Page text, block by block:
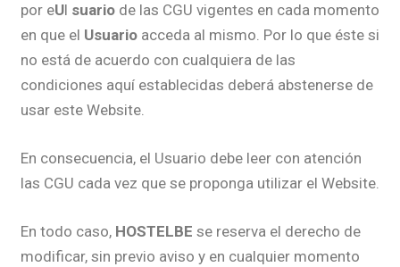
por eUl suario de las CGU vigentes en cada momento
en que el Usuario acceda al mismo. Por lo que éste si
no está de acuerdo con cualquiera de las
condiciones aquí establecidas deberá abstenerse de
usar este Website.
En consecuencia, el Usuario debe leer con atención
las CGU cada vez que se proponga utilizar el Website.
En todo caso, HOSTELBE se reserva el derecho de
modificar, sin previo aviso y en cualquier momento